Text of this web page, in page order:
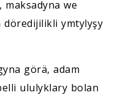
we
döredijilikli ymtylyşy
görä, adam
ululyklary bolan